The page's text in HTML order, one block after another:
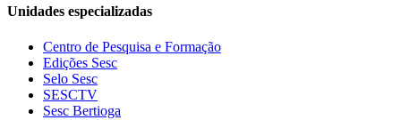
Unidades especializadas
Centro de Pesquisa e Formação
Edições Sesc
Selo Sesc
SESCTV
Sesc Bertioga